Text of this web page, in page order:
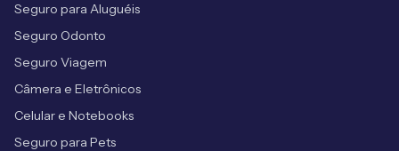
Seguro para Aluguéis
Seguro Odonto
Seguro Viagem
Câmera e Eletrônicos
Celular e Notebooks
Seguro para Pets